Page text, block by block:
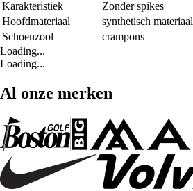
Karakteristiek
Zonder spikes
Hoofdmateriaal
synthetisch materiaal
Schoenzool
crampons
Loading...
Loading...
Al onze merken